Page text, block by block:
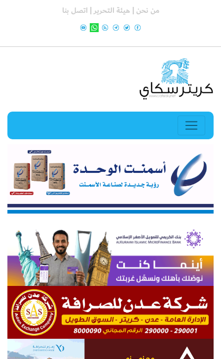
من نحن | هيئة التحرير | اتصل بنا